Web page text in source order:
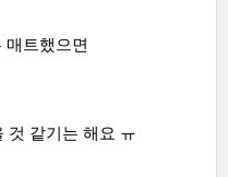
매트했으면
것 같기는 해요 ㅠ